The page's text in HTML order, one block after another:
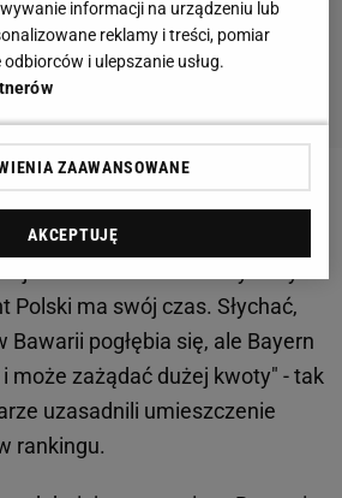
obunóż. Myślisz o Zlatanie
Polski ma swój czas. Słychać,
pogłębia się, ale Bayern
może zażądać dużej kwoty" - tak
uzasadnili umieszczenie
rankingu.
informacji na urządzeniu lub
reklamy i treści, pomiar
i ulepszanie usług.
ZAAWANSOWANE
AKCEPTUJĘ